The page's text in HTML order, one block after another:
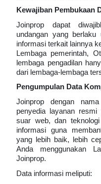
Kewajiban Pembukaan
Joinprop dapat
undangan yang
informasi terkait lainnya
Lembaga pemerintah,
lembaga pengadilan
dari lembaga-lembaga
Pengumpulan Data
Joinprop dengan
penyedia layanan resmi
suar web, dan
informasi guna
yang lebih baik, lebih
Anda menggunakan
Joinprop.
Data informasi meliputi: